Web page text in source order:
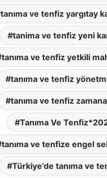
tanıma ve tenfiz yargıtay
tanima ve tenfiz yeni
tanıma ve tenfiz yetkili
tanıma ve tenfiz
tanıma ve tenfiz
Tanıma Ve
tanıma ve tenfize engel
Türkiye'de tanıma ve